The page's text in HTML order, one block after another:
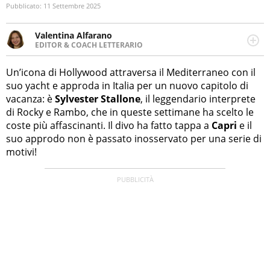
Pubblicato: 11 Settembre 2025
Valentina Alfarano
EDITOR & COACH LETTERARIO
Lavorare con le storie è la mia missione! Specializzata in
storytelling di viaggi, lavoro come editor di narrativa e
coach di scrittura creativa.
Un’icona di Hollywood attraversa il Mediterraneo con il
suo yacht e approda in Italia per un nuovo capitolo di
vacanza: èSylvester Stallone, il leggendario interprete
di Rocky e Rambo, che in queste settimane ha scelto le
coste più affascinanti. Il divo ha fatto tappa a Capri e il
suo approdo non è passato inosservato per una serie di
motivi!